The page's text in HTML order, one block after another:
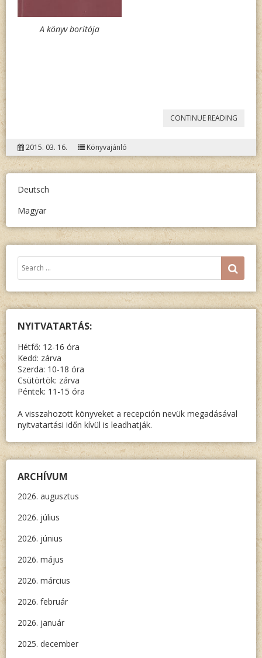
A könyv borítója
CONTINUE READING
IM
2015. 03. 16. Könyvajánló
Deutsch
Magyar
Keresés:
NYITVATARTÁS:
Hétfő: 12-16 óra
Kedd: zárva
Szerda: 10-18 óra
Csütörtök: zárva
Péntek: 11-15 óra
A visszahozott könyveket a recepción nevük megadásával
nyitvatartási időn kívül is leadhatják.
ARCHÍVUM
2026. augusztus
2026. július
2026. június
2026. május
2026. március
2026. február
2026. január
2025. december